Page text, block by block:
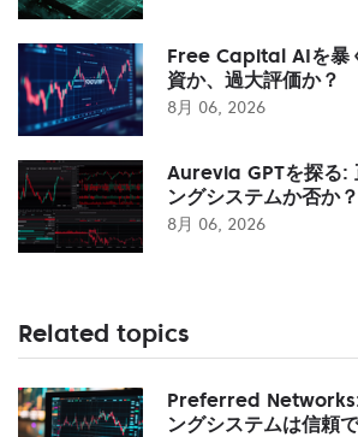
Free Capital AIを暴
資か、過大評価か？
8月 06, 2026
Aurevia GPTを探る:
ングシステムか否か？
8月 06, 2026
Related topics
Preferred Networks:
ングシステムは信頼